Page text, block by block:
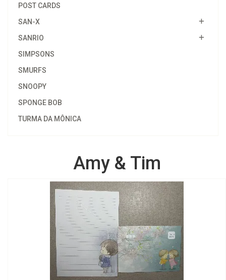
POST CARDS
SAN-X
SANRIO
SIMPSONS
SMURFS
SNOOPY
SPONGE BOB
TURMA DA MÔNICA
Amy & Tim